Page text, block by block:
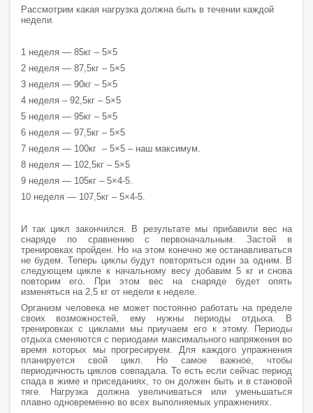
Рассмотрим какая нагрузка должна быть в течении каждой
недели.
1 неделя — 85кг – 5×5
2 неделя — 87,5кг – 5×5
3 неделя — 90кг – 5×5
4 неделя – 92,5кг – 5×5
5 неделя — 95кг – 5×5
6 неделя — 97,5кг – 5×5
7 неделя — 100кг – 5×5 – наш максимум.
8 неделя — 102,5кг – 5×5
9 неделя — 105кг – 5×4-5.
10 неделя — 107,5кг – 5×4-5.
И так цикл закончился. В результате мы прибавили вес на
снаряде по сравнению с первоначальным. Застой в
тренировках пройден. Но на этом конечно же останавливаться
не будем. Теперь циклы будут повторяться один за одним. В
следующем цикле к начальному весу добавим 5 кг и снова
повторим его. При этом вес на снаряде будет опять
изменяться на 2,5 кг от недели к неделе.
Организм человека не может постоянно работать на пределе
своих возможностей, ему нужны периоды отдыха. В
тренировках с циклами мы приучаем его к этому. Периоды
отдыха сменяются с периодами максимального напряжения во
время которых мы прогресируем. Для каждого упражнения
планируется свой цикл. Но самое важное, чтобы
периодичность циклов совпадала. То есть если сейчас период
спада в жиме и приседаниях, то он должен быть и в становой
тяге. Нагрузка должна увеличиваться или уменьшаться
плавно одновременно во всех выполняемых упражнениях.